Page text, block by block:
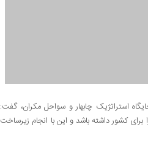
استراتژیک چابهار و سواحل مکران، گفت:
کشور داشته باشد و این با انجام زیرساخت